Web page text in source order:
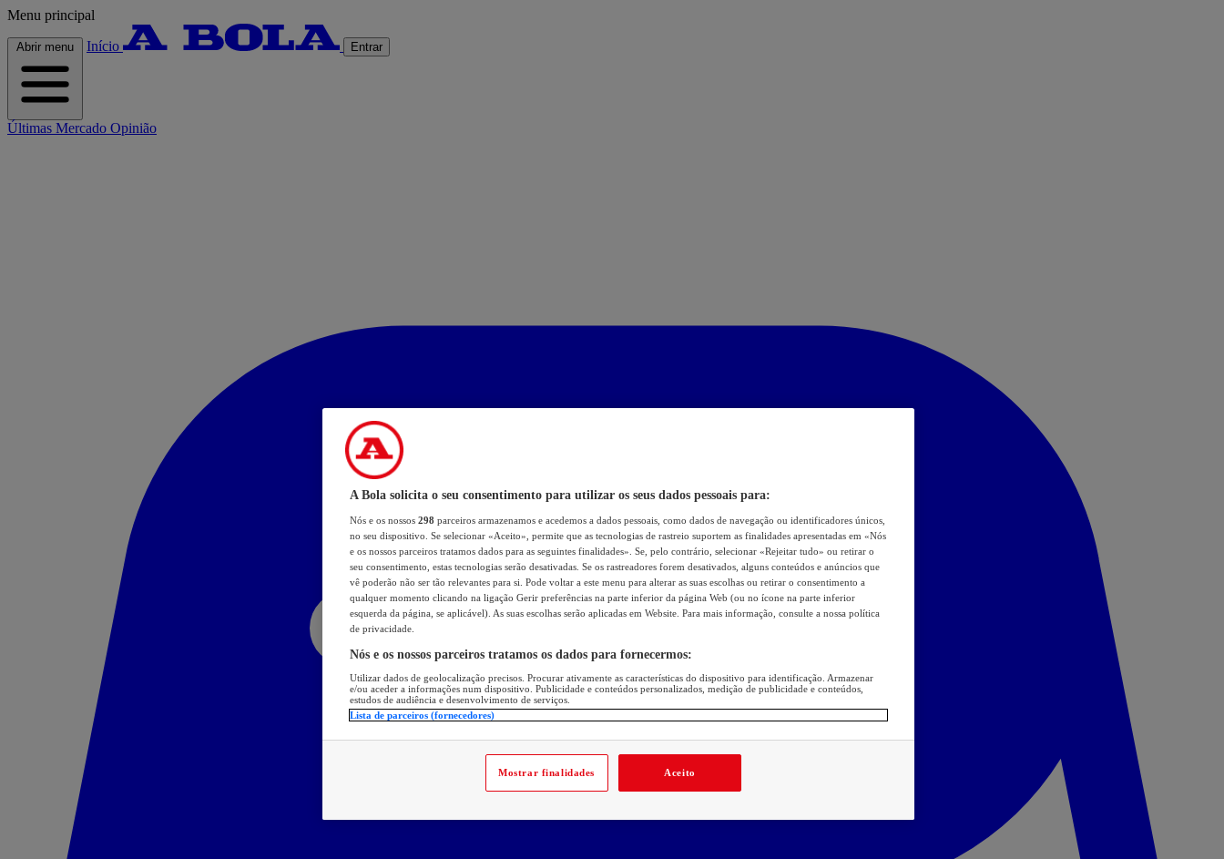
Menu principal
Abrir menu Início Entrar
Últimas Mercado Opinião
A Bola solicita o seu consentimento para utilizar os seus dados pessoais para:
Nós e os nossos 298 parceiros armazenamos e acedemos a dados pessoais, como dados de navegação ou identificadores únicos,
no seu dispositivo. Se selecionar «Aceito», permite que as tecnologias de rastreio suportem as finalidades apresentadas em «Nós
e os nossos parceiros tratamos dados para as seguintes finalidades». Se, pelo contrário, selecionar «Rejeitar tudo» ou retirar o
seu consentimento, estas tecnologias serão desativadas. Se os rastreadores forem desativados, alguns conteúdos e anúncios que
vê poderão não ser tão relevantes para si. Pode voltar a este menu para alterar as suas escolhas ou retirar o consentimento a
qualquer momento clicando na ligação Gerir preferências na parte inferior da página Web (ou no ícone na parte inferior
esquerda da página, se aplicável). As suas escolhas serão aplicadas em Website. Para mais informação, consulte a nossa política
de privacidade.
Nós e os nossos parceiros tratamos os dados para fornecermos:
Utilizar dados de geolocalização precisos. Procurar ativamente as características do dispositivo para identificação. Armazenar
e/ou aceder a informações num dispositivo. Publicidade e conteúdos personalizados, medição de publicidade e conteúdos,
estudos de audiência e desenvolvimento de serviços.
Lista de parceiros (fornecedores)
Mostrar finalidades Aceito